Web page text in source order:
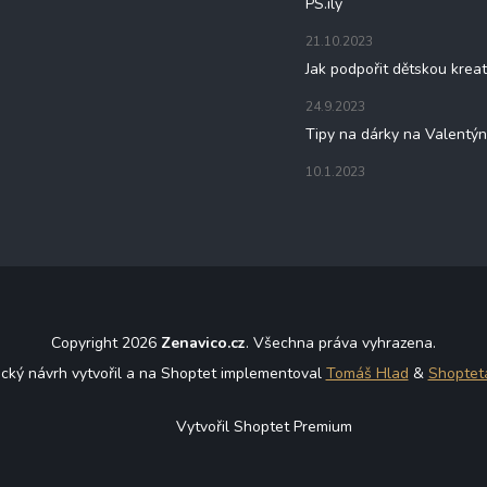
PS.ily
21.10.2023
Jak podpořit dětskou
24.9.2023
Tipy na dárky na
10.1.2023
Copyright 2026 Zenavico.cz. Všechna práva vyhrazena.
návrh vytvořil a na Shoptet implementoval Tomáš Hlad &
Vytvořil Shoptet Premium